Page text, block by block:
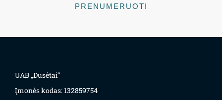
PRENUMERUOTI
UAB „Dusėtai“
Įmonės kodas: 132859754